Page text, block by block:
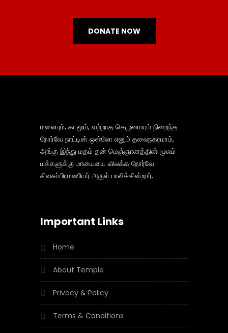
DONATE NOW
மலையும், கடலும், வற்றாத செழுமையும் நிறைந்த
நோர்வே நாட்டின் ஒஸ்லோ எனும் தலைநகரமாம்,
அங்கு இந்து மதம் தன் மெஞ்ஞானத்தின் மூலம்
மக்களுக்கு மாயையை விலக்க நோர்வே
சிவசுப்பிரமணியர் அருள் பாலிக்கின்றார்.
Important Links
Home
About Temple
Privacy & Policy
Terms & Conditions